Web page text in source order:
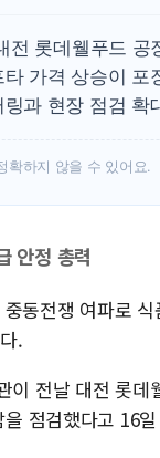
전 롯데웰푸드
가격 상승이 포
과 현장 점검 확
확하지 않을 수 있어요.
안정 총력
동전쟁 여파로
.
전날 대전 롯데
점검했다고 16